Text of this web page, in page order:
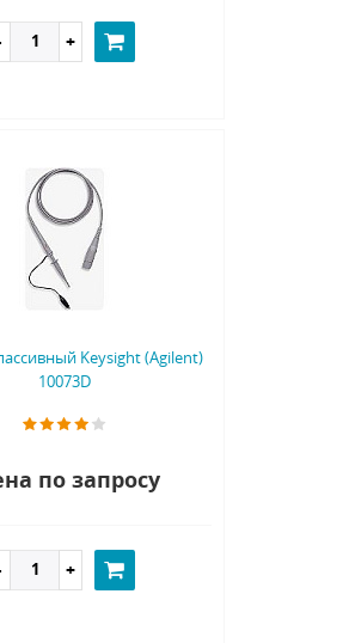
Keysight (Agilent)
10073D
по запросу